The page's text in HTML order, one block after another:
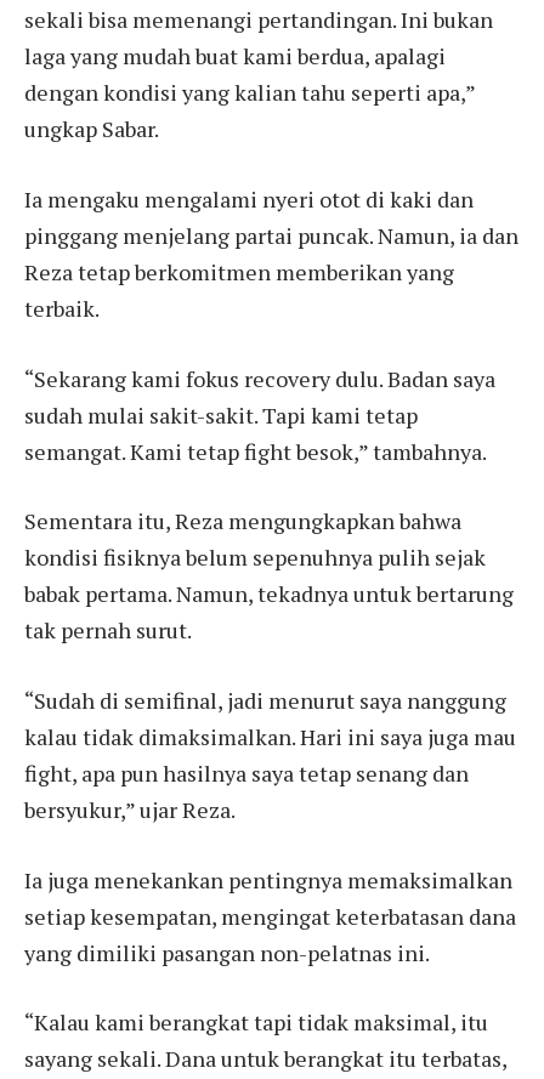
sekali bisa memenangi pertandingan. Ini bukan
laga yang mudah buat kami berdua, apalagi
dengan kondisi yang kalian tahu seperti apa,”
ungkap Sabar.
Ia mengaku mengalami nyeri otot di kaki dan
pinggang menjelang partai puncak. Namun, ia dan
Reza tetap berkomitmen memberikan yang
terbaik.
“Sekarang kami fokus recovery dulu. Badan saya
sudah mulai sakit-sakit. Tapi kami tetap
semangat. Kami tetap fight besok,” tambahnya.
Sementara itu, Reza mengungkapkan bahwa
kondisi fisiknya belum sepenuhnya pulih sejak
babak pertama. Namun, tekadnya untuk bertarung
tak pernah surut.
“Sudah di semifinal, jadi menurut saya nanggung
kalau tidak dimaksimalkan. Hari ini saya juga mau
fight, apa pun hasilnya saya tetap senang dan
bersyukur,” ujar Reza.
Ia juga menekankan pentingnya memaksimalkan
setiap kesempatan, mengingat keterbatasan dana
yang dimiliki pasangan non-pelatnas ini.
“Kalau kami berangkat tapi tidak maksimal, itu
sayang sekali. Dana untuk berangkat itu terbatas,